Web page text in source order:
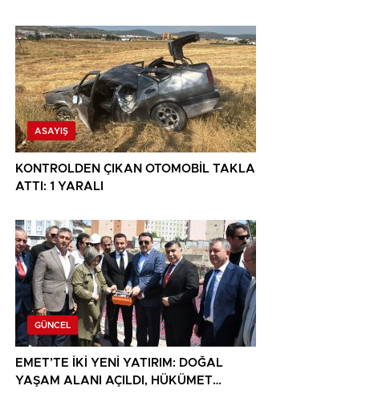
ASAYIŞ
KONTROLDEN ÇIKAN OTOMOBİL TAKLA
ATTI: 1 YARALI
GÜNCEL
EMET’TE İKİ YENİ YATIRIM: DOĞAL
YAŞAM ALANI AÇILDI, HÜKÜMET